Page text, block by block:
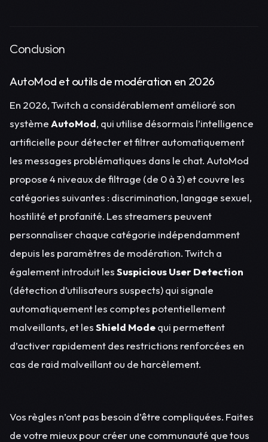
Conclusion
AutoMod et outils de modération en 2026
En 2026, Twitch a considérablement amélioré son
systèmeAutoMod, qui utilise désormais l’intelligence
artificielle pour détecter et filtrer automatiquement
les messages problématiques dans le chat. AutoMod
propose 4 niveaux de filtrage (de 0 à 3) et couvre les
catégories suivantes : discrimination, langage sexuel,
hostilité et profanité. Les streamers peuvent
personnaliser chaque catégorie indépendamment
depuis les paramètres de modération. Twitch a
également introduit lesSuspicious User Detection
(détection d’utilisateurs suspects) qui signale
automatiquement les comptes potentiellement
malveillants, et lesShield Modequi permettent
d’activer rapidement des restrictions renforcées en
cas de raid malveillant ou de harcèlement.
Vos règles n’ont pas besoin d’être compliquées. Faites
de votre mieux pour créer une communauté que tous